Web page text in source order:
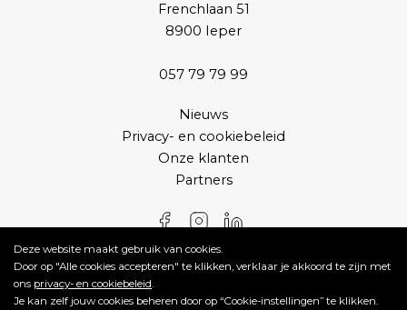
Frenchlaan 51
8900 Ieper
057 79 79 99
Nieuws
Privacy- en cookiebeleid
Onze klanten
Partners
© 2022 impressionant
Deze website maakt gebruik van cookies.
Door op "Alle cookies accepteren" te klikken, verklaar je akkoord te zijn met
ons privacy- en cookiebeleid.
Je kan zelf jouw cookies beheren door op “Cookie-instellingen” te klikken.